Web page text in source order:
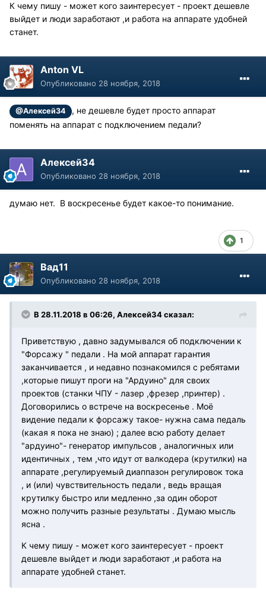
К чему пишу - может кого заинтересует - проект дешевле
выйдет и люди заработают ,и работа на аппарате удобней
станет.
Anton VL
Опубликовано 28 ноября, 2018
@Алексей34
, не дешевле будет просто аппарат
поменять на аппарат с подключением педали?
Алексей34
Опубликовано 28 ноября, 2018
думаю нет. В воскресенье будет какое-то понимание.
1
Вад11
Опубликовано 28 ноября, 2018
В 28.11.2018 в 06:26, Алексей34 сказал:
Приветствую , давно задумывался об подключении к
"Форсажу " педали . На мой аппарат гарантия
заканчивается , и недавно познакомился с ребятами
,которые пишут проги на "Ардуино" для своих
проектов (станки ЧПУ - лазер ,фрезер ,принтер) .
Договорились о встрече на воскресенье . Моё
видение педали к форсажу такое- нужна сама педаль
(какая я пока не знаю) ; далее всю работу делает
"ардуино"- генератор импульсов , аналогичных или
идентичных , тем ,что идут от валкодера (крутилки) на
аппарате ,регулируемый диаппазон регулировок тока
, и (или) чувствительность педали , ведь вращая
крутилку быстро или медленно ,за один оборот
можно получить разные результаты . Думаю мысль
ясна .
К чему пишу - может кого заинтересует - проект
дешевле выйдет и люди заработают ,и работа на
аппарате удобней станет.